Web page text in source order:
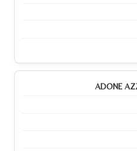
ADONE